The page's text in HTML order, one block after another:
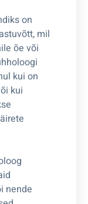
on
mil
õe või
kui on
kui
nende